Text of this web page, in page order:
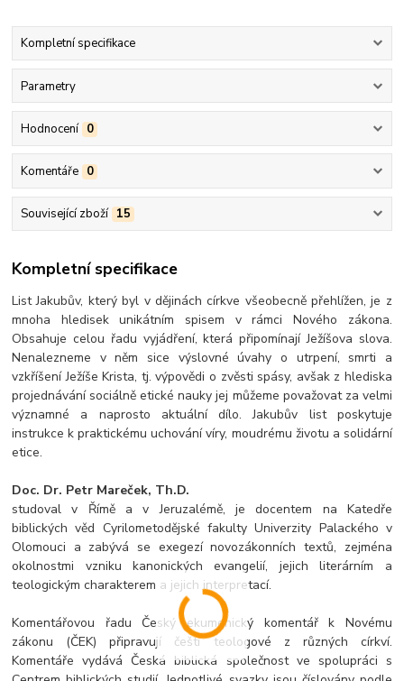
Kompletní specifikace
Parametry
Hodnocení 0
Komentáře 0
Související zboží 15
Kompletní specifikace
List Jakubův, který byl v dějinách církve všeobecně přehlížen, je z
mnoha hledisek unikátním spisem v rámci Nového zákona.
Obsahuje celou řadu vyjádření, která připomínají Ježíšova slova.
Nenalezneme v něm sice výslovné úvahy o utrpení, smrti a
vzkříšení Ježíše Krista, tj. výpovědi o zvěsti spásy, avšak z hlediska
projednávání sociálně etické nauky jej můžeme považovat za velmi
významné a naprosto aktuální dílo. Jakubův list poskytuje
instrukce k praktickému uchování víry, moudrému životu a solidární
etice.
Doc. Dr. Petr Mareček, Th.D.
studoval v Římě a v Jeruzalémě, je docentem na Katedře
biblických věd Cyrilometodějské fakulty Univerzity Palackého v
Olomouci a zabývá se exegezí novozákonních textů, zejména
okolnostmi vzniku kanonických evangelií, jejich literárním a
teologickým charakterem a jejich interpretací.
Komentářovou řadu Český ekumenický komentář k Novému
zákonu (ČEK) připravují čeští teologové z různých církví.
Komentáře vydává Česká biblická společnost ve spolupráci s